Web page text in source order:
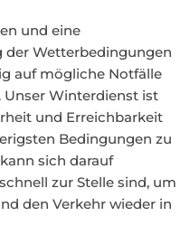
und eine
Wetterbedingungen
auf mögliche Notfälle
Unser Winterdienst ist
und Erreichbarkeit
Bedingungen zu
sich darauf
zur Stelle sind, um
den Verkehr wieder in